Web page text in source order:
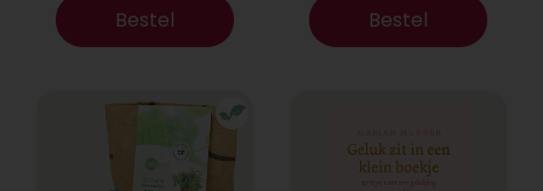
Bestel Bestel